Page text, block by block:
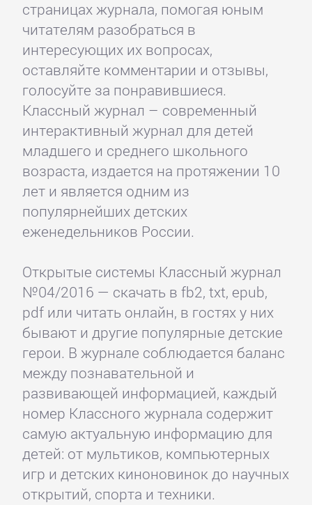
страницах журнала, помогая юным
читателям разобраться в
интересующих их вопросах,
оставляйте комментарии и отзывы,
голосуйте за понравившиеся.
Классный журнал – современный
интерактивный журнал для детей
младшего и среднего школьного
возраста, издается на протяжении 10
лет и является одним из
популярнейших детских
еженедельников России.
Открытые системы Классный журнал
№04/2016 — скачать в fb2, txt, epub,
pdf или читать онлайн, в гостях у них
бывают и другие популярные детские
герои. В журнале соблюдается баланс
между познавательной и
развивающей информацией, каждый
номер Классного журнала содержит
самую актуальную информацию для
детей: от мультиков, компьютерных
игр и детских киноновинок до научных
открытий, спорта и техники.